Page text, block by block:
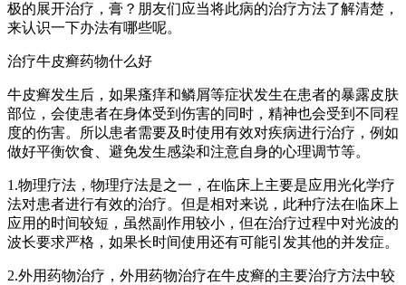
极的展开治疗，膏？朋友们应当将此病的治疗方法了解清楚，
来认识一下办法有哪些呢。
治疗牛皮癣药物什么好
牛皮癣发生后，如果瘙痒和鳞屑等症状发生在患者的暴露皮肤
部位，会使患者在身体受到伤害的同时，精神也会受到不同程
度的伤害。所以患者需要及时使用有效对疾病进行治疗，例如
做好平衡饮食、避免发生感染和注意自身的心理调节等。
1.物理疗法，物理疗法是之一，在临床上主要是应用光化学疗
法对患者进行有效的治疗。但是相对来说，此种疗法在临床上
应用的时间较短，虽然副作用较小，但在治疗过程中对光波的
波长要求严格，如果长时间使用还有可能引发其他的并发症。
2.外用药物治疗，外用药物治疗在牛皮癣的主要治疗方法中较